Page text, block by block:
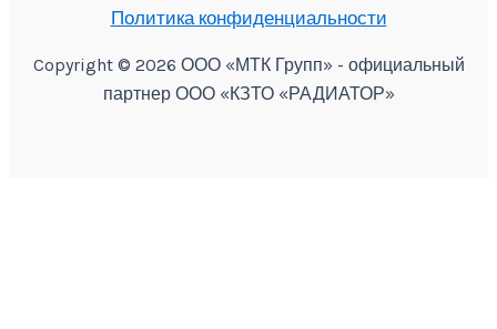
Политика конфиденциальности
Copyright © 2026 ООО «МТК Групп» - официальный
партнер ООО «КЗТО «РАДИАТОР»